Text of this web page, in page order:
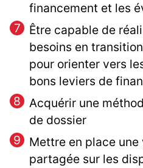
financement et les
Être capable de
besoins en
pour orienter vers
bons leviers de
Acquérir une
de dossier
Mettre en place
partagée sur les